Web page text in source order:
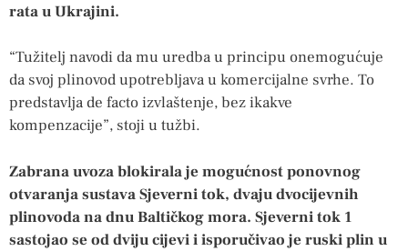
rata u Ukrajini.
“Tužitelj navodi da mu uredba u principu onemogućuje
da svoj plinovod upotrebljava u komercijalne svrhe. To
predstavlja de facto izvlaštenje, bez ikakve
kompenzacije”, stoji u tužbi.
Zabrana uvoza blokirala je mogućnost ponovnog
otvaranja sustava Sjeverni tok, dvaju dvocijevnih
plinovoda na dnu Baltičkog mora. Sjeverni tok 1
sastojao se od dviju cijevi i isporučivao je ruski plin u